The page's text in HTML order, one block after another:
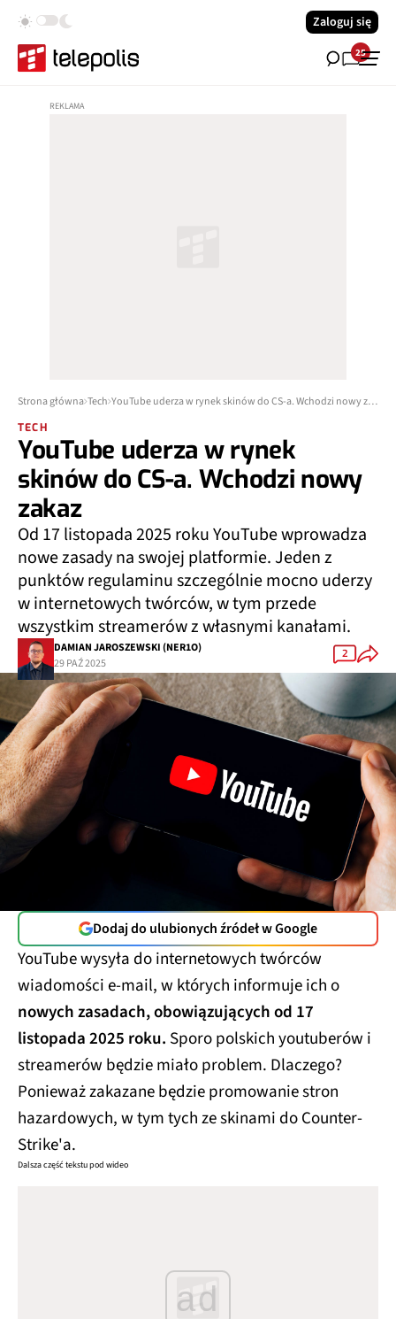
Zaloguj się
25
Strona główna Tech YouTube uderza w rynek skinów do CS-a. Wchodzi nowy zakaz
TECH
YouTube uderza w rynek
skinów do CS-a. Wchodzi nowy
zakaz
Od 17 listopada 2025 roku YouTube wprowadza
nowe zasady na swojej platformie. Jeden z
punktów regulaminu szczególnie mocno uderzy
w internetowych twórców, w tym przede
wszystkim streamerów z własnymi kanałami.
DAMIAN JAROSZEWSKI (NER1O)
29 PAŹ 2025
2
Dodaj do ulubionych źródeł w Google
YouTube wysyła do internetowych twórców
wiadomości e-mail, w których informuje ich o
nowych zasadach, obowiązujących od 17
listopada 2025 roku. Sporo polskich youtuberów i
streamerów będzie miało problem. Dlaczego?
Ponieważ zakazane będzie promowanie stron
hazardowych, w tym tych ze skinami do Counter-
Strike'a.
Dalsza część tekstu pod wideo
ad